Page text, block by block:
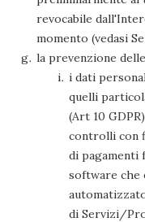
revocabile
momento (vedasi
la prevenzione
i dati
quelli
(Art 10
controlli con
di pagamenti
software che
di Servizi/